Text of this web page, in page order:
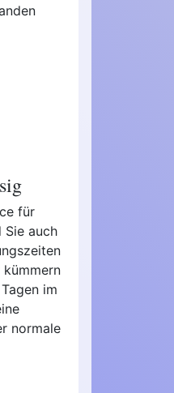
für
auch
kümmern
im
normale